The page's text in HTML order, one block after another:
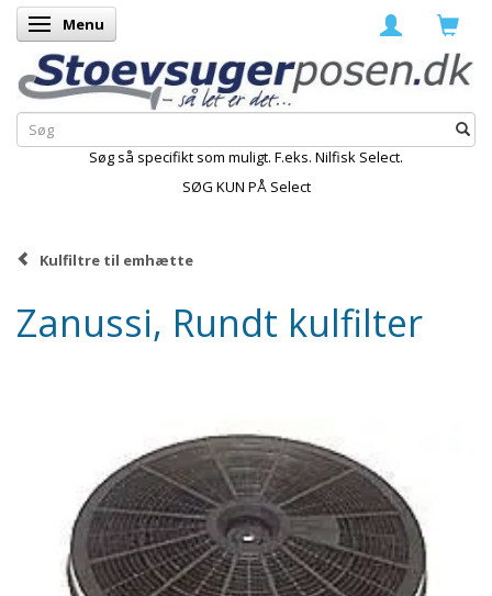
Skifte navigation
Menu
Søg så specifikt som muligt. F.eks. Nilfisk Select.
SØG KUN PÅ Select
Kulfiltre til emhætte
Zanussi, Rundt kulfilter